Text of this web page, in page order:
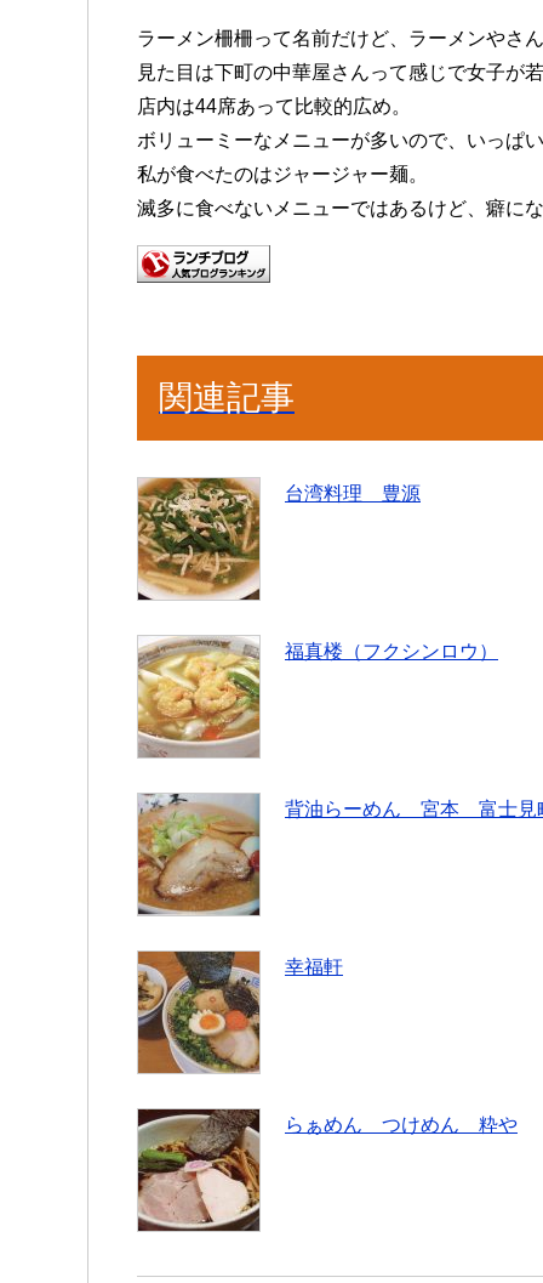
ラーメン柵柵って名前だけど、ラーメンやさ
見た目は下町の中華屋さんって感じで女子が
店内は44席あって比較的広め。
ボリューミーなメニューが多いので、いっぱ
私が食べたのはジャージャー麺。
滅多に食べないメニューではあるけど、癖に
関連記事
台湾料理 豊源
福真楼（フクシンロウ）
背油らーめん 宮本 富士見
幸福軒
らぁめん つけめん 粋や